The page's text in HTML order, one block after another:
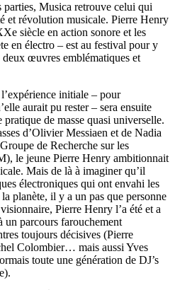
parties, Musica retrouve celui qui
et révolution musicale. Pierre Henry
siècle en action sonore et les
en électro – est au festival pour y
œuvres emblématiques et
initiale – pour
aurait pu rester – sera ensuite
de masse quasi universelle.
d’Olivier Messiaen et de Nadia
de Recherche sur les
le jeune Pierre Henry ambitionnait
Mais de là à imaginer qu’il
électroniques qui ont envahi les
planète, il y a un pas que personne
Pierre Henry l’a été et a
un parcours farouchement
toujours décisives (Pierre
Colombier… mais aussi Yves
toute une génération de DJ’s